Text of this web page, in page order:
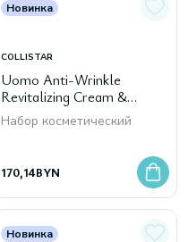
Новинка
COLLISTAR
Uomo Anti-Wrinkle
Revitalizing Cream &
Energizing Cleansing Gel
Set
Набор косметический
170,14BYN
Новинка